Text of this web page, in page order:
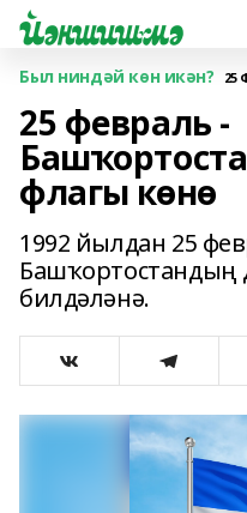
Был ниндәй көн икән? 25
25 февраль -
флагы көнө
1992 йылдан 25
Башҡортостандың
билдәләнә.